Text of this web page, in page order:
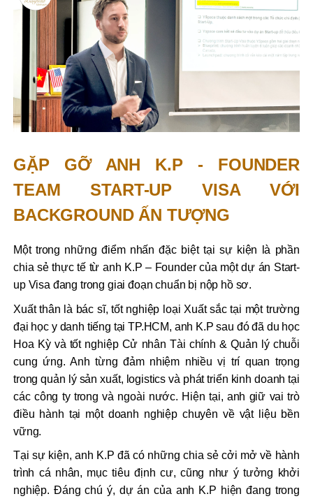
GẶP GỠ ANH K.P - FOUNDER
TEAM START-UP VISA VỚI
BACKGROUND ẤN TƯỢNG
Một trong những điểm nhấn đặc biệt tại sự kiện là phần
chia sẻ thực tế từ anh K.P – Founder của một dự án Start-
up Visa đang trong giai đoạn chuẩn bị nộp hồ sơ.
Xuất thân là bác sĩ, tốt nghiệp loại Xuất sắc tại một trường
đại học y danh tiếng tại TP.HCM, anh K.P sau đó đã du học
Hoa Kỳ và tốt nghiệp Cử nhân Tài chính & Quản lý chuỗi
cung ứng. Anh từng đảm nhiệm nhiều vị trí quan trọng
trong quản lý sản xuất, logistics và phát triển kinh doanh tại
các công ty trong và ngoài nước. Hiện tại, anh giữ vai trò
điều hành tại một doanh nghiệp chuyên về vật liệu bền
vững.
Tại sự kiện, anh K.P đã có những chia sẻ cởi mở về hành
trình cá nhân, mục tiêu định cư, cũng như ý tưởng khởi
nghiệp. Đáng chú ý, dự án của anh K.P hiện đang trong